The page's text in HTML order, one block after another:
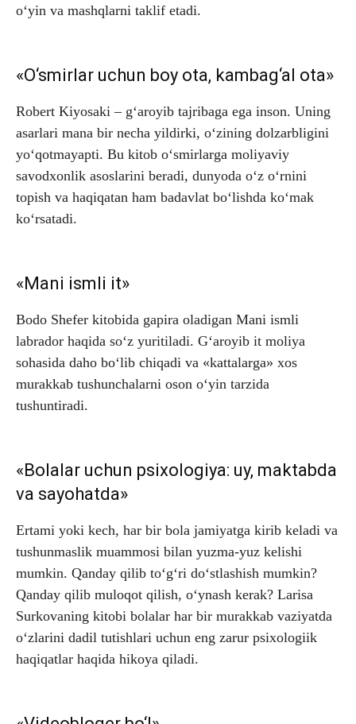
o‘yin va mashqlarni taklif etadi.
«O‘smirlar uchun boy ota, kambag‘al ota»
Robert Kiyosaki – g‘aroyib tajribaga ega inson. Uning
asarlari mana bir necha yildirki, o‘zining dolzarbligini
yo‘qotmayapti. Bu kitob o‘smirlarga moliyaviy
savodxonlik asoslarini beradi, dunyoda o‘z o‘rnini
topish va haqiqatan ham badavlat bo‘lishda ko‘mak
ko‘rsatadi.
«Mani ismli it»
Bodo Shefer kitobida gapira oladigan Mani ismli
labrador haqida so‘z yuritiladi. G‘aroyib it moliya
sohasida daho bo‘lib chiqadi va «kattalarga» xos
murakkab tushunchalarni oson o‘yin tarzida
tushuntiradi.
«Bolalar uchun psixologiya: uy, maktabda
va sayohatda»
Ertami yoki kech, har bir bola jamiyatga kirib keladi va
tushunmaslik muammosi bilan yuzma-yuz kelishi
mumkin. Qanday qilib to‘g‘ri do‘stlashish mumkin?
Qanday qilib muloqot qilish, o‘ynash kerak? Larisa
Surkovaning kitobi bolalar har bir murakkab vaziyatda
o‘zlarini dadil tutishlari uchun eng zarur psixologiik
haqiqatlar haqida hikoya qiladi.